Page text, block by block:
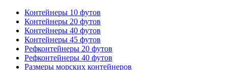
Контейнеры 10 футов
Контейнеры 20 футов
Контейнеры 40 футов
Контейнеры 45 футов
Рефконтейнеры 20 футов
Рефконтейнеры 40 футов
Размеры морских контейнеров